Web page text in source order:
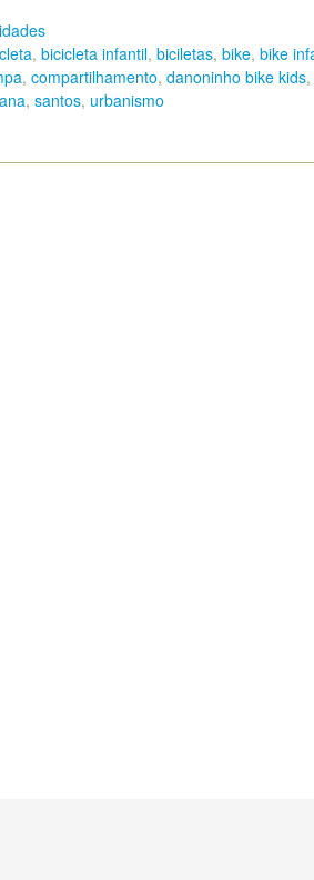
, bicicleta infantil, biciletas, bike, bike
, compartilhamento, danoninho bike kids,
, santos, urbanismo